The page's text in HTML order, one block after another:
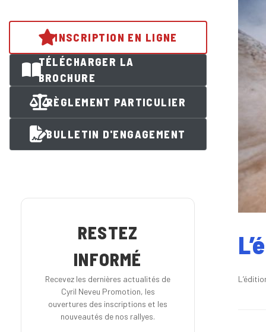
INSCRIPTION EN LIGNE
TÉLÉCHARGER LA
BROCHURE
RÈGLEMENT PARTICULIER
BULLETIN D'ENGAGEMENT
RESTEZ
INFORMÉ
Recevez les dernières actualités de
Cyril Neveu Promotion, les
ouvertures des inscriptions et les
nouveautés de nos rallyes.